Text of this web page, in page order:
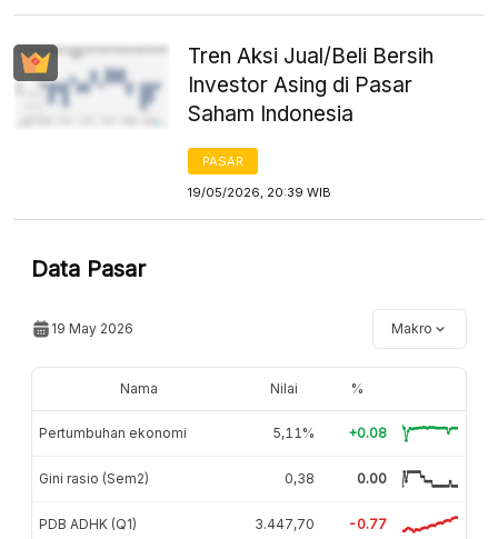
Tren Aksi Jual/Beli Bersih
Investor Asing di Pasar
Saham Indonesia
PASAR
19/05/2026, 20:39 WIB
Data Pasar
19 May 2026 Makro
Nama Nilai %
Pertumbuhan ekonomi 5,11% +0.08
Gini rasio (Sem2) 0,38 0.00
PDB ADHK (Q1) 3.447,70 -0.77